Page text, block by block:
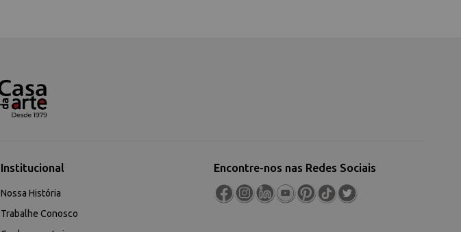
Institucional
Nossa História
Trabalhe Conosco
Encontre-nos nas Redes Sociais